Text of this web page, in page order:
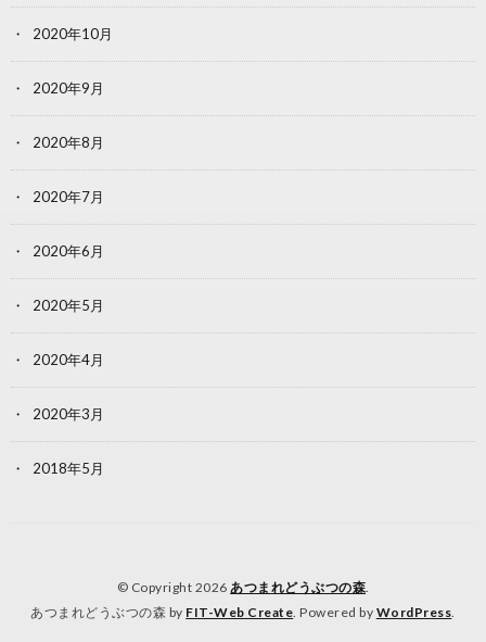
2020年10月
2020年9月
2020年8月
2020年7月
2020年6月
2020年5月
2020年4月
2020年3月
2018年5月
© Copyright 2026 あつまれどうぶつの森.
あつまれどうぶつの森 by FIT-Web Create. Powered by WordPress.